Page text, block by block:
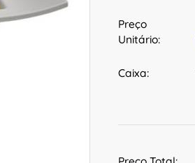
Preço
Unitário:
Caixa: